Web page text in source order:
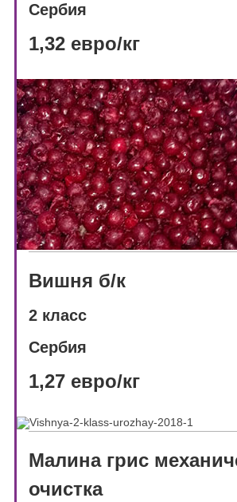
Сербия
1,32 евро/кг
Вишня б/к
2 класс
Сербия
1,27 евро/кг
Малина грис
очистка